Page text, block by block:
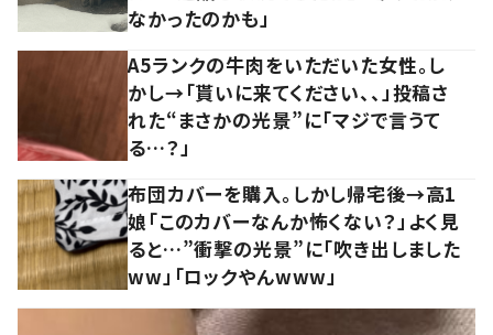
なかったのかも」
A5ランクの牛肉をいただいた女性。し
かし→「貰いに来てください、、」投稿さ
れた“まさかの光景”に「マジで言うて
る…？」
布団カバーを購入。しかし帰宅後→高1
娘「このカバーなんか怖くない？」よく見
ると…”衝撃の光景”に「吹き出しました
ww」「ロックやんwww」